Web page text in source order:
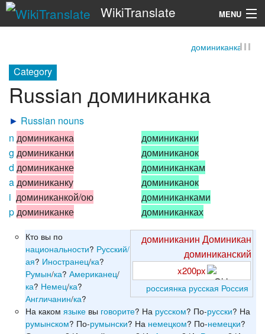
WikiTranslate MENU
доминиканка
Category
Russian доминиканка
► Russian nouns
n доминиканка
g доминиканки
d доминиканке
aдоминиканку
i доминиканкой/ою
pдоминиканке
доминиканки
доминиканок
доминиканкам
доминиканок
доминиканками
доминиканках
доминиканин Доминикан
доминиканский
x200px
россиянка русская Россия
Кто вы по
национальности? Русский/
ая? Иностранец/ка?
Румын/ка?Американец/
ка? Немец/ка?
Англичанин/ка?
На какомязыке вы говорите? На русском? По-русски? На
румынском? По-румынски? На немецком? По-немецки?